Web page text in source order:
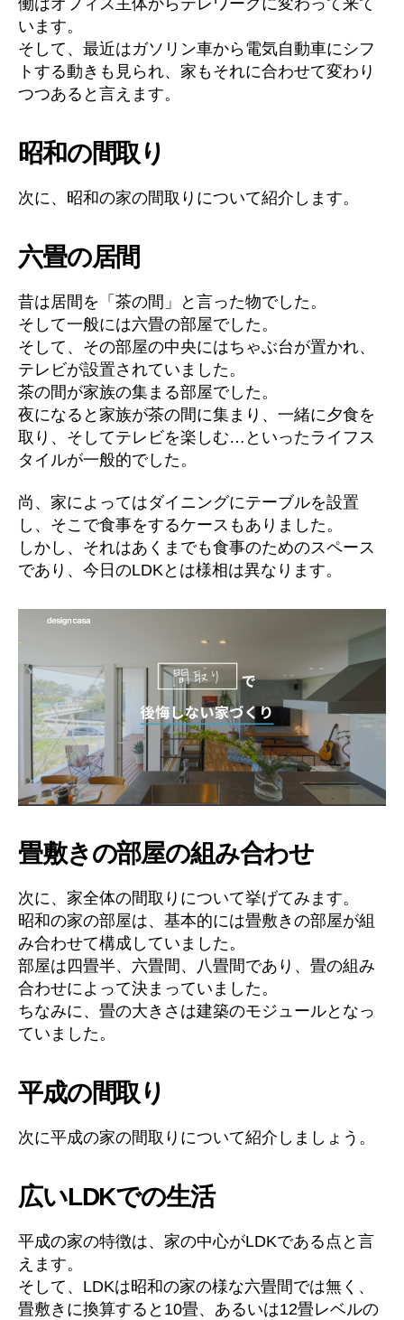
います。
そして、最近はガソリン車から電気自動車にシフ
トする動きも見られ、家もそれに合わせて変わり
つつあると言えます。
昭和の間取り
次に、昭和の家の間取りについて紹介します。
六畳の居間
昔は居間を「茶の間」と言った物でした。
そして一般には六畳の部屋でした。
そして、その部屋の中央にはちゃぶ台が置かれ、
テレビが設置されていました。
茶の間が家族の集まる部屋でした。
夜になると家族が茶の間に集まり、一緒に夕食を
取り、そしてテレビを楽しむ…といったライフス
タイルが一般的でした。
尚、家によってはダイニングにテーブルを設置
し、そこで食事をするケースもありました。
しかし、それはあくまでも食事のためのスペース
であり、今日のLDKとは様相は異なります。
畳敷きの部屋の組み合わせ
次に、家全体の間取りについて挙げてみます。
昭和の家の部屋は、基本的には畳敷きの部屋が組
み合わせて構成していました。
部屋は四畳半、六畳間、八畳間であり、畳の組み
合わせによって決まっていました。
ちなみに、畳の大きさは建築のモジュールとなっ
ていました。
平成の間取り
次に平成の家の間取りについて紹介しましょう。
広いLDKでの生活
平成の家の特徴は、家の中心がLDKである点と言
えます。
そして、LDKは昭和の家の様な六畳間では無く、
畳敷きに換算すると10畳、あるいは12畳レベルの